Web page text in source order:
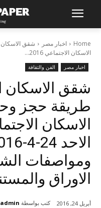
Home اخبار مصر
الاسكان الاجتماعي 2016...
اخبار مصر الفن والثقافة
طريقة حجز
ومواصفات
الاوراق
أبريل 24, 2016 كتب بواسطة admin